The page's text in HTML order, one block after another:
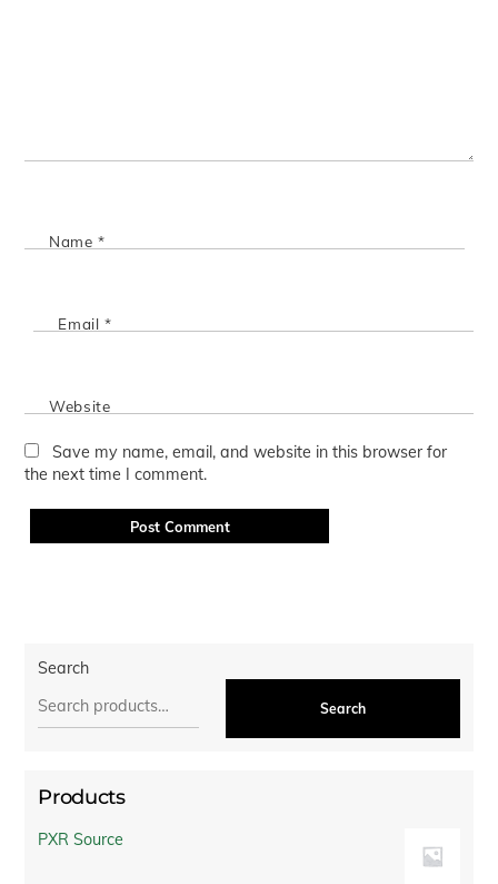
Name*
Email *
Website
Save my name, email, and website in this browser for
the next time I comment.
Search
Search
Products
PXR Source